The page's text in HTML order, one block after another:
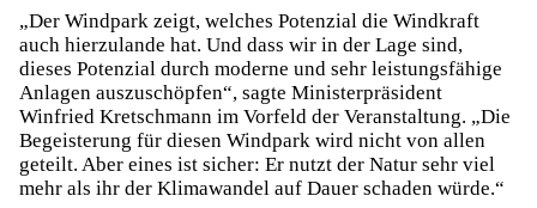
„Der Windpark zeigt, welches Potenzial die Windkraft
auch hierzulande hat. Und dass wir in der Lage sind,
dieses Potenzial durch moderne und sehr leistungsfähige
Anlagen auszuschöpfen“, sagte Ministerpräsident
Winfried Kretschmann im Vorfeld der Veranstaltung. „Die
Begeisterung für diesen Windpark wird nicht von allen
geteilt. Aber eines ist sicher: Er nutzt der Natur sehr viel
mehr als ihr der Klimawandel auf Dauer schaden würde.“